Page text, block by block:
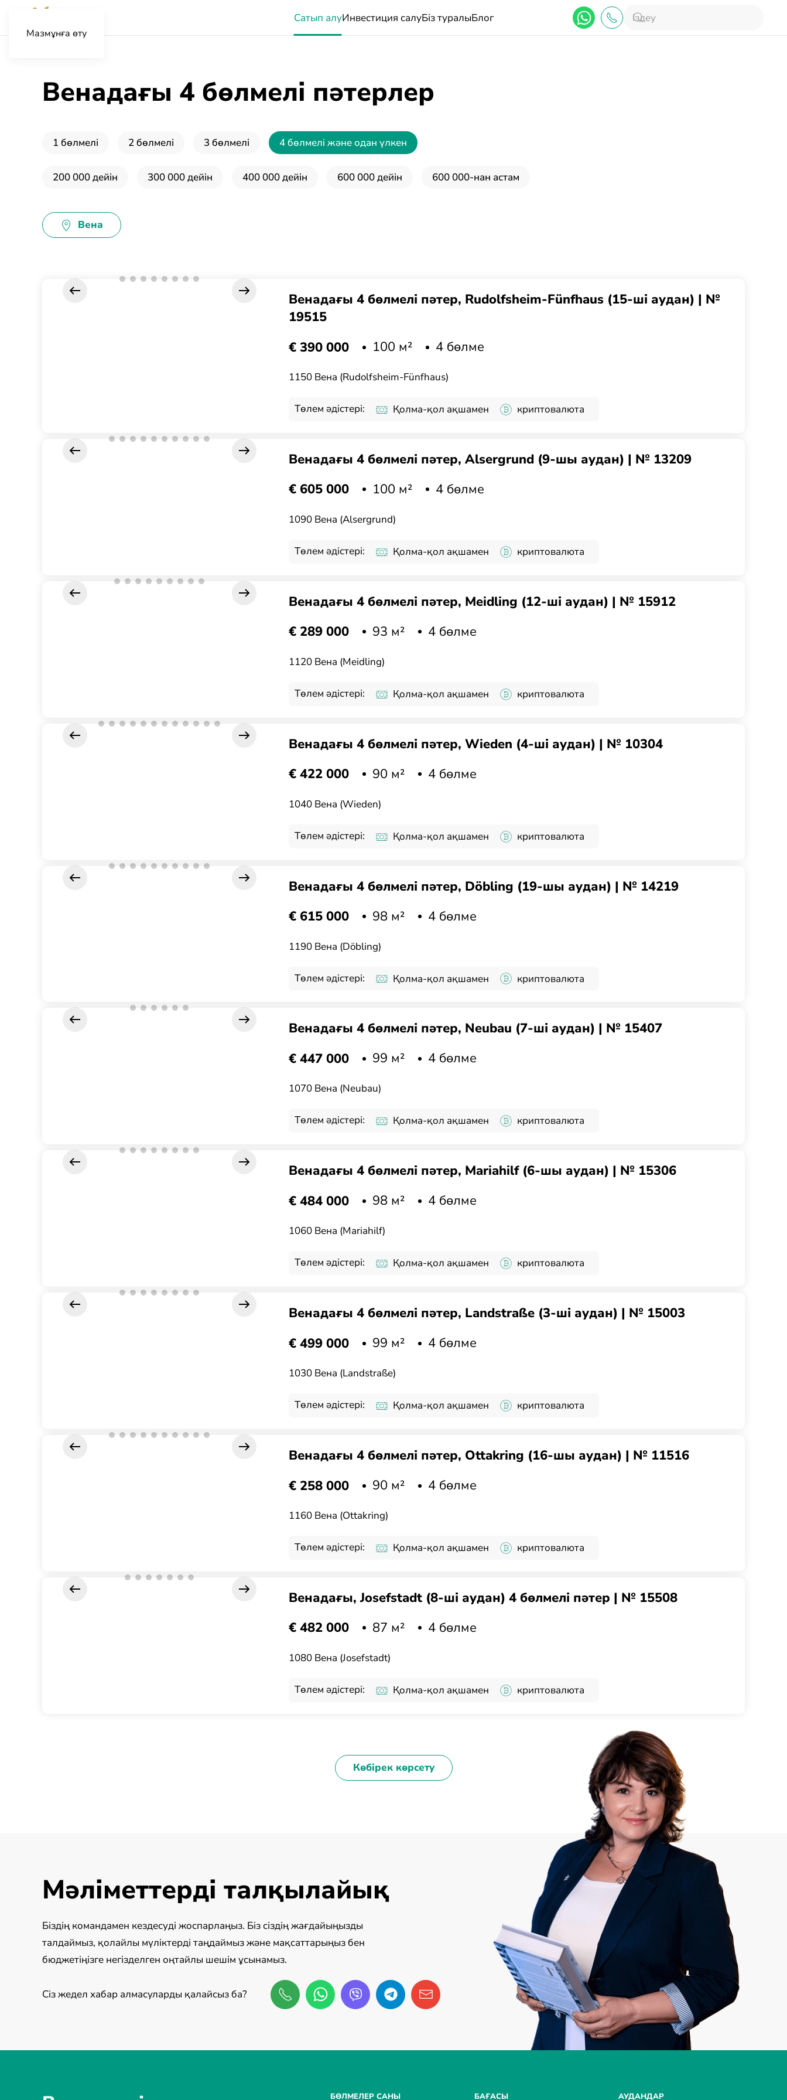
Мазмұнға өту
Сатып алуИнвестиция салуБіз туралыБлог
Венадағы 4 бөлмелі пәтерлер
1 бөлмелі 2 бөлмелі 3 бөлмелі 4 бөлмелі және одан үлкен
200 000 дейін 300 000 дейін 400 000 дейін 600 000 дейін 600 000-нан астам
Вена
Венадағы 4 бөлмелі пәтер, Rudolfsheim-Fünfhaus (15-ші аудан) | №
19515
€ 390 000
100 м² 4 бөлме
1150 Вена (Rudolfsheim-Fünfhaus)
Төлем әдістері: Қолма-қол ақшамен криптовалюта
Венадағы 4 бөлмелі пәтер, Alsergrund (9-шы аудан) | № 13209
€ 605 000
100 м² 4 бөлме
1090 Вена (Alsergrund)
Төлем әдістері: Қолма-қол ақшамен криптовалюта
Венадағы 4 бөлмелі пәтер, Meidling (12-ші аудан) | № 15912
€ 289 000
93 м² 4 бөлме
1120 Вена (Meidling)
Төлем әдістері: Қолма-қол ақшамен криптовалюта
Венадағы 4 бөлмелі пәтер, Wieden (4-ші аудан) | № 10304
€ 422 000
90 м² 4 бөлме
1040 Вена (Wieden)
Төлем әдістері: Қолма-қол ақшамен криптовалюта
Венадағы 4 бөлмелі пәтер, Döbling (19-шы аудан) | № 14219
€ 615 000
98 м² 4 бөлме
1190 Вена (Döbling)
Төлем әдістері: Қолма-қол ақшамен криптовалюта
Венадағы 4 бөлмелі пәтер, Neubau (7-ші аудан) | № 15407
€ 447 000
99 м² 4 бөлме
1070 Вена (Neubau)
Төлем әдістері: Қолма-қол ақшамен криптовалюта
Венадағы 4 бөлмелі пәтер, Mariahilf (6-шы аудан) | № 15306
€ 484 000
98 м² 4 бөлме
1060 Вена (Mariahilf)
Төлем әдістері: Қолма-қол ақшамен криптовалюта
Венадағы 4 бөлмелі пәтер, Landstraße (3-ші аудан) | № 15003
€ 499 000
99 м² 4 бөлме
1030 Вена (Landstraße)
Төлем әдістері: Қолма-қол ақшамен криптовалюта
Венадағы 4 бөлмелі пәтер, Ottakring (16-шы аудан) | № 11516
€ 258 000
90 м² 4 бөлме
1160 Вена (Ottakring)
Төлем әдістері: Қолма-қол ақшамен криптовалюта
Венадағы, Josefstadt (8-ші аудан) 4 бөлмелі пәтер | № 15508
€ 482 000
87 м² 4 бөлме
1080 Вена (Josefstadt)
Төлем әдістері: Қолма-қол ақшамен криптовалюта
Көбірек көрсету
Мәліметтерді талқылайық
Біздің командамен кездесуді жоспарлаңыз. Біз сіздің жағдайыңызды
талдаймыз, қолайлы мүліктерді таңдаймыз және мақсаттарыңыз бен
бюджетіңізге негізделген оңтайлы шешім ұсынамыз.
Сіз жедел хабар алмасуларды қалайсыз ба?
БӨЛМЕЛЕР САНЫ БАҒАСЫ АУДАНДАР